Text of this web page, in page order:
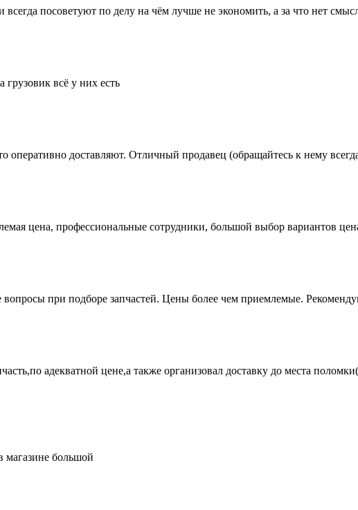
посоветуют по делу на чём лучше не экономить, а за что нет
всё у них есть
доставляют. Отличный продавец (обращайтесь к нему
цена, профессиональные сотрудники, большой выбор вариантов
при подборе запчастей. Цены более чем приемлемые.
адекватной цене,а также организовал доставку до места
магазине большой